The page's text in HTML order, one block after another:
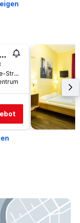
INNSiDE by Meliá MÜnchen Parkstadt Schwabing
4
Mies-Van-Der-Rohe-Strasse 10, München, Bayern, Deutschland